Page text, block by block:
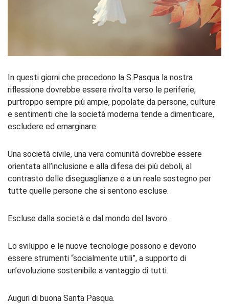
In questi giorni che precedono la S.Pasqua la nostra
riflessione dovrebbe essere rivolta verso le periferie,
purtroppo sempre più ampie, popolate da persone, culture
e sentimenti che la società moderna tende a dimenticare,
escludere ed emarginare.
Una società civile, una vera comunità dovrebbe essere
orientata all’inclusione e alla difesa dei più deboli, al
contrasto delle diseguaglianze e a un reale sostegno per
tutte quelle persone che si sentono escluse.
Escluse dalla società e dal mondo del lavoro.
Lo sviluppo e le nuove tecnologie possono e devono
essere strumenti “socialmente utili”, a supporto di
un’evoluzione sostenibile a vantaggio di tutti.
Auguri di buona Santa Pasqua.